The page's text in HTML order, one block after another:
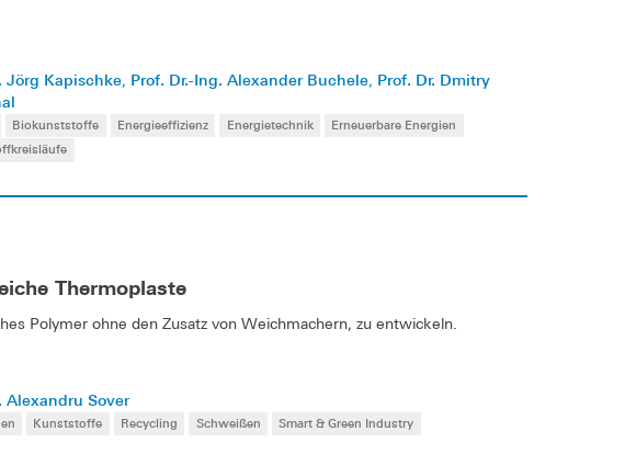
Jörg Kapischke, Prof. Dr.-Ing. Alexander Buchele, Prof. Dr. Dmitry
Biokunststoffe Energieeffizienz Energietechnik
Erneuerbare Energien
Thermoplaste
Polymer ohne den Zusatz von Weichmachern, zu entwickeln.
Alexandru Sover
Kunststoffe Recycling Schweißen Smart & Green Industry